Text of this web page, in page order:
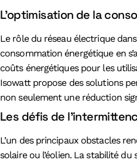
L’optimisation de la
Le rôle du réseau électrique
consommation énergétique en
coûts énergétiques pour les
Isowatt propose des solutions
non seulement une réduction
Les défis de
L’un des principaux obstacles
solaire ou l’éolien. La stabilité